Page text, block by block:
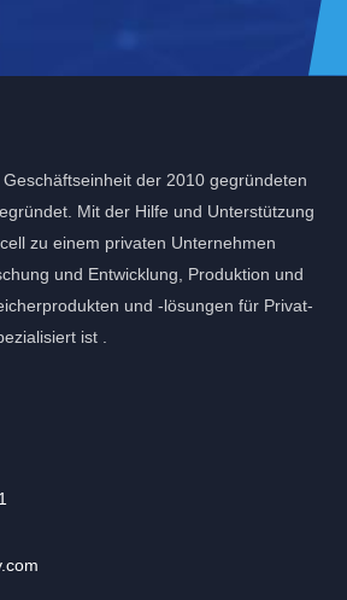
der 2010 gegründeten
Mit der Hilfe und Unterstützung
zu einem privaten Unternehmen
und Entwicklung, Produktion und
und -lösungen für Privat-
ist .